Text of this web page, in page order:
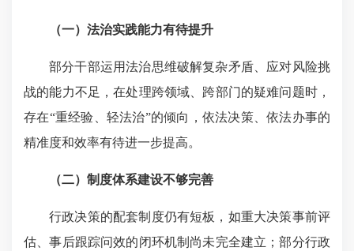
（一） 法治实践能力有待提升
部分干部运用法治思维破解复杂矛盾、应对风险挑
战的能力不足，在处理跨领域、跨部门的疑难问题时，
存在“重经验、轻法治”的倾向，依法决策、依法办事的
精准度和效率有待进一步提高。
（二）制度体系建设不够完善
行政决策的配套制度仍有短板，如重大决策事前评
估、事后跟踪问效的闭环机制尚未完全建立；部分行政